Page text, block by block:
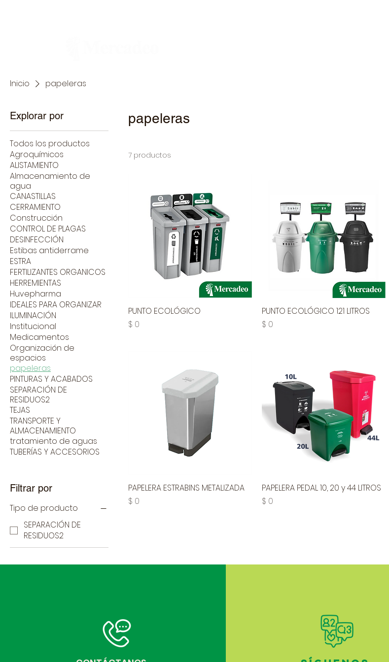
Inicio papeleras
Explorar por
Todos los productos
Agroquímicos
ALISTAMIENTO
Almacenamiento de
agua
CANASTILLAS
CERRAMIENTO
Construcción
CONTROL DE PLAGAS
DESINFECCIÓN
Estibas antiderrame
ESTRA
FERTILIZANTES ORGANICOS
HERREMIENTAS
Huvepharma
IDEALES PARA ORGANIZAR
ILUMINACIÓN
Institucional
Medicamentos
Organización de
espacios
papeleras
PINTURAS Y ACABADOS
SEPARACIÓN DE
RESIDUOS2
TEJAS
TRANSPORTE Y
ALMACENAMIENTO
tratamiento de aguas
TUBERÍAS Y ACCESORIOS
Filtrar por
Tipo de producto
SEPARACIÓN DE
RESIDUOS2
papeleras
7 productos
PUNTO ECOLÓGICO
Precio
$ 0
PUNTO ECOLÓGICO 121 LITROS
Precio
$ 0
PAPELERA ESTRABINS METALIZADA
Precio
$ 0
PAPELERA PEDAL 10, 20 y 44 LITROS
Precio
$ 0